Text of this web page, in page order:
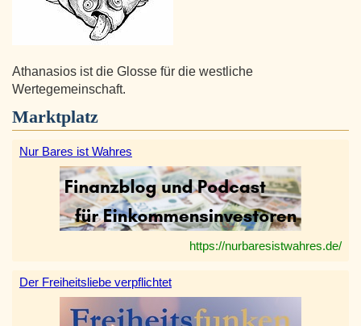
Athanasios ist die Glosse für die westliche
Wertegemeinschaft.
Marktplatz
Nur Bares ist Wahres
https://nurbaresistwahres.de/
Der Freiheitsliebe verpflichtet